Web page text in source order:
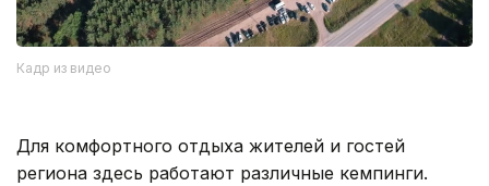
Кадр из видео
Для комфортного отдыха жителей и гостей
региона здесь работают различные кемпинги.